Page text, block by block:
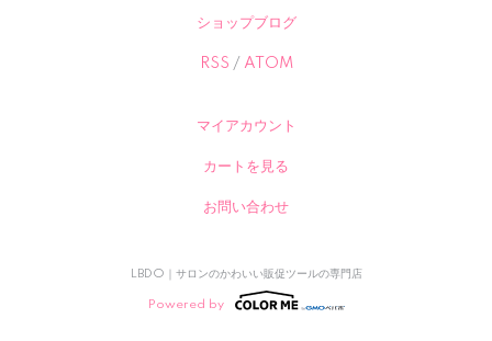
ショップブログ
RSS / ATOM
マイアカウント
カートを見る
お問い合わせ
LBDO｜サロンのかわいい販促ツールの専門店
Powered by